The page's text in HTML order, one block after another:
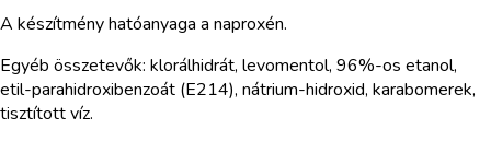
A készítmény hatóanyaga a naproxén.
Egyéb összetevők: klorálhidrát, levomentol, 96%-os etanol,
etil-parahidroxibenzoát (E214), nátrium-hidroxid, karabomerek,
tisztított víz.